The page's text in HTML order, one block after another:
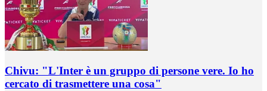
Chivu: "L'Inter è un gruppo di persone vere. Io ho
cercato di trasmettere una cosa"